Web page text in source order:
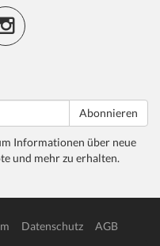
Abonnieren
Informationen über neue
und mehr zu erhalten.
Datenschutz
AGB